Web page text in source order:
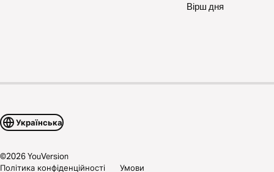
Вірш дня
Українська
©2026YouVersion
Політика конфіденційності Умови